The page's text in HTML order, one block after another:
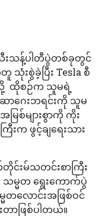
းသန့်ပါတီပွဲတစ်ခုတွင်
စွဲခဲ့ပြီး Tesla စီ
ထိုစဉ်က သူမရဲ့
ာဂေးဘရင်းကို သူမ
စ်များစွာကို ကိုး
းက ဖွင့်ချရေးသား
င်းမ်သတင်းစာကြီး
သမ္မတ ရွေးကောက်ပွဲ
လောင်းအဖြစ်ဝင်
တာဖြစ်ပါတယ်။